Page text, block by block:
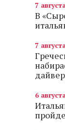
7
В
7
6